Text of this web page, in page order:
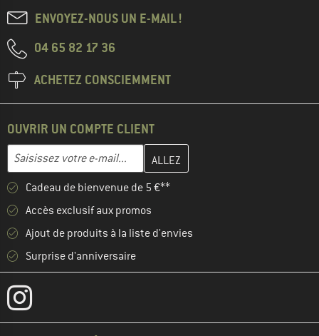
ENVOYEZ-NOUS UN E-MAIL !
04 65 82 17 36
ACHETEZ CONSCIEMMENT
OUVRIR UN COMPTE CLIENT
Adresse e-mail
Entrez votre adresse e-mail ici et créez votre compte client à la
Cadeau de bienvenue de 5 €**
Accès exclusif aux promos
Ajout de produits à la liste d'envies
Surprise d'anniversaire